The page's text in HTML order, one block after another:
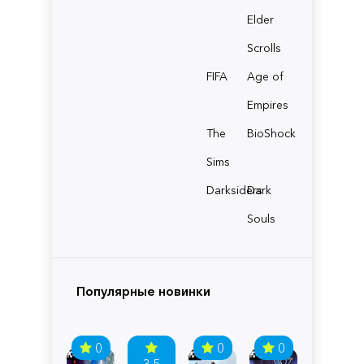
Elder
Scrolls
FIFA
Age of
Empires
The
Sims
BioShock
Darksiders
Dark
Souls
Популярные новинки
0 0 0